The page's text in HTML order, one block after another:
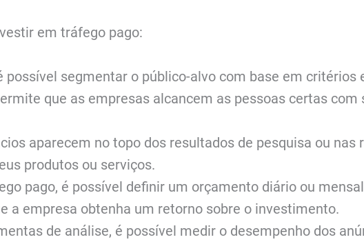
em tráfego pago:
possível segmentar o público-alvo com base em critérios
que as empresas alcancem as pessoas certas com
aparecem no topo dos resultados de pesquisa ou nas
produtos ou serviços.
pago, é possível definir um orçamento diário ou
a empresa obtenha um retorno sobre o investimento.
de análise, é possível medir o desempenho dos